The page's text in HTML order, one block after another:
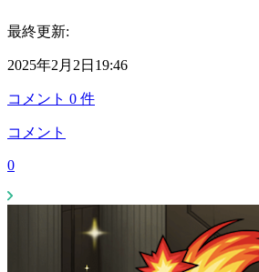
最終更新:
2025年2月2日19:46
コメント 0 件
コメント
0